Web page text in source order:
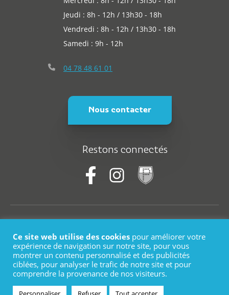
Jeudi : 8h - 12h / 13h30 - 18h
Vendredi : 8h - 12h / 13h30 - 18h
Samedi : 9h - 12h
04 78 48 61 01
Nous contacter
Restons connectés
Plan du site
Mentions légales
Logo
Ce site web utilise des cookies pour améliorer votre
expérience de navigation sur notre site, pour vous
montrer un contenu personnalisé et des publicités
ciblées, pour analyser le trafic de notre site et pour
comprendre la provenance de nos visiteurs.